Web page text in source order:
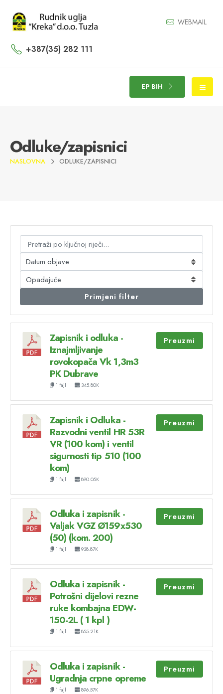
WEBMAIL
+387(35) 282 111
EP BIH
Odluke/zapisnici
NASLOVNA ODLUKE/ZAPISNICI
Primjeni filter
Zapisnik i odluka -
Iznajmljivanje
rovokopača Vk 1,3m3
PK Dubrave
1 fajl 345.80K
Preuzmi
Zapisnik i Odluka -
Razvodni ventil HR 53R
VR (100 kom) i ventil
sigurnosti tip 510 (100
kom)
1 fajl 890.05K
Preuzmi
Odluka i zapisnik -
Valjak VGZ Ø159x530
(50) (kom. 200)
1 fajl 938.87K
Preuzmi
Odluka i zapisnik -
Potrošni dijelovi rezne
ruke kombajna EDW-
150-2L ( 1 kpl )
1 fajl 855.21K
Preuzmi
Odluka i zapisnik -
Ugradnja crpne opreme
1 fajl 896.57K
Preuzmi